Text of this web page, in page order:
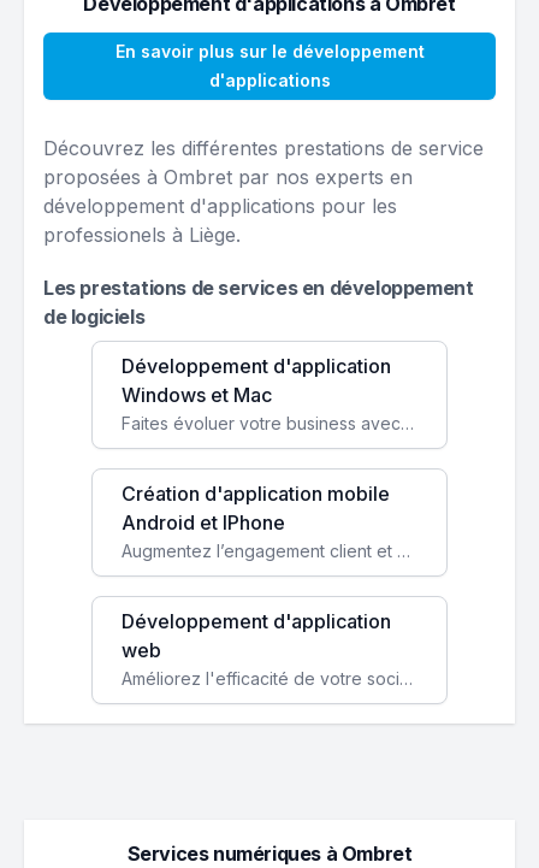
En savoir plus sur le développement
d'applications
Découvrez les différentes prestations de service
proposées à Ombret par nos experts en
développement d'applications pour les
professionels à Liège.
Les prestations de services en développement
de logiciels
Développement d'application
Windows et Mac
Faites évoluer votre business avec des solutions logicielles personnalisées, parfaitement adaptées à vos besoins spécifiques.
Création d'application mobile
Android et IPhone
Augmentez l’engagement client et simplifiez vos processus avec une application mobile sur mesure, disponible sur iOS et Android.
Développement d'application
web
Améliorez l'efficacité de votre société avec une application web personnalisée accessible partout et tout le temps.
Services numériques à Ombret